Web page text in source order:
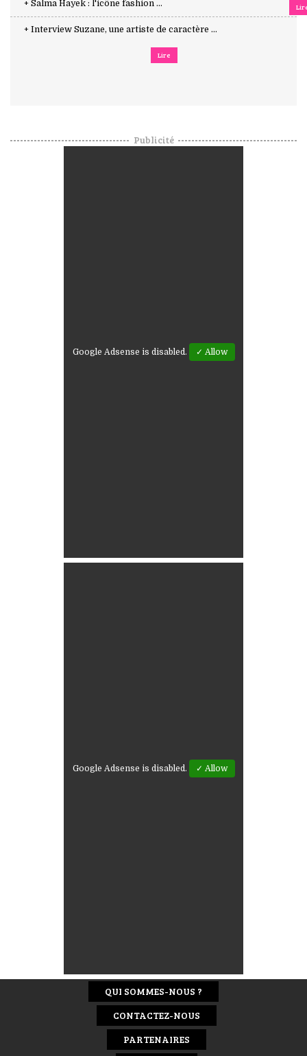
+ Salma Hayek : l'icône fashion ...
+ Interview Suzane, une artiste de caractère ...
Lire
Publicité
Google Adsense is disabled. ✓ Allow
Google Adsense is disabled. ✓ Allow
QUI SOMMES-NOUS ?
CONTACTEZ-NOUS
PARTENAIRES